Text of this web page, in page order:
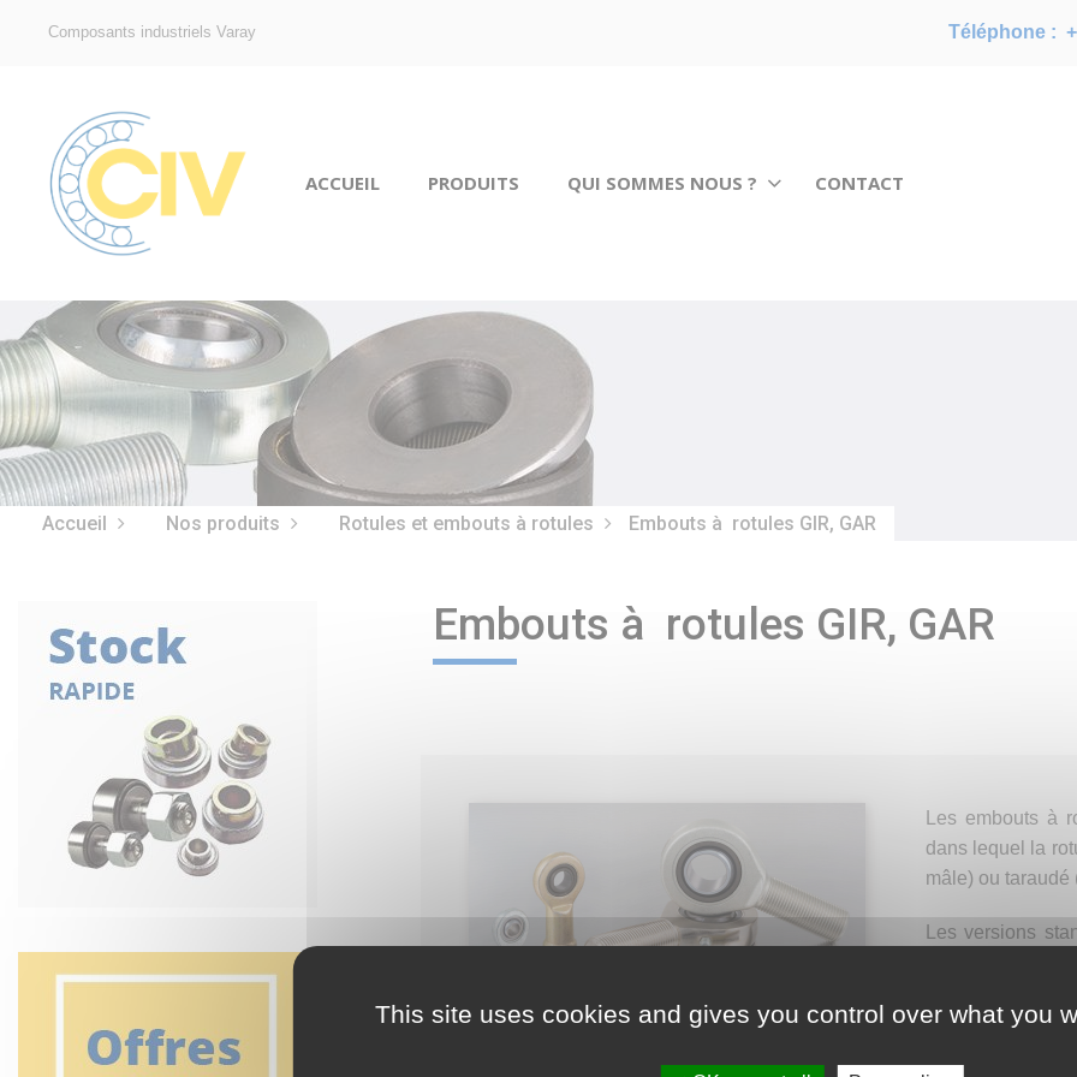
Composants industriels Varay Téléphone :
ACCUEIL PRODUITS QUI SOMMES NOUS ? CONTACT
Accueil Nos produits Rotules et embouts à rotules Embouts à rotules GIR, GAR
Embouts à rotules GIR, GAR
Les embouts à
dans lequel la
mâle) ou
Les versions
This site uses cookies and gives you control over what you